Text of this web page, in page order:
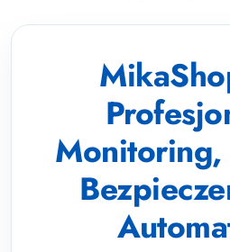
Monitoring,